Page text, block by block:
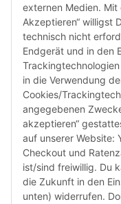
externen Medien. Mit
Akzeptieren“ willigst
technisch nicht
Endgerät und in den
in die Verwendung
Cookies/
angegebenen
akzeptieren“
auf unserer Website:
Checkout und
ist/sind freiwillig. Du
die Zukunft in den
unten) widerrufen.
Servicezeiten (Mo.-
Bitte habe
den oben genannten
kontaktieren kannst.
facebookyoutube
Informationen